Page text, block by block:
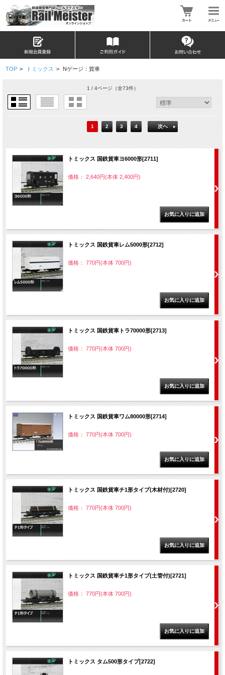
TOP > トミックス > Nゲージ：貨車
1 / 4ページ（全73件）
1 2 3 4 次へ
トミックス 国鉄貨車ヨ6000形[2711]
価格： 2,640円(本体 2,400円)
トミックス 国鉄貨車レム5000形[2712]
価格： 770円(本体 700円)
トミックス 国鉄貨車トラ70000形[2713]
価格： 770円(本体 700円)
トミックス 国鉄貨車ワム80000形[2714]
価格： 770円(本体 700円)
トミックス 国鉄貨車チ1形タイプ(木材付)[2720]
価格： 770円(本体 700円)
トミックス 国鉄貨車チ1形タイプ(土管付)[2721]
価格： 770円(本体 700円)
トミックス タム500形タイプ[2722]